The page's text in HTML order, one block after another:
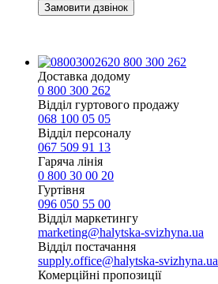
Замовити дзвінок
0 800 300 262
Доставка додому
0 800 300 262
Відділ гуртового продажу
068 100 05 05​
Відділ персоналу
067 509 91 13
Гаряча лінія
0 800 30 00 20
Гуртівня
096 050 55 00
Відділ маркетингу
marketing@halytska-svizhyna.ua
Відділ постачання
supply.office@halytska-svizhyna.ua
Комерційні пропозиції